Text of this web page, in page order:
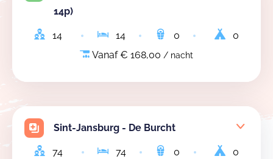
14p)
14 14 0
0
Vanaf € 168,00 / nacht
Sint-Jansburg - De Burcht
74 74 0
0